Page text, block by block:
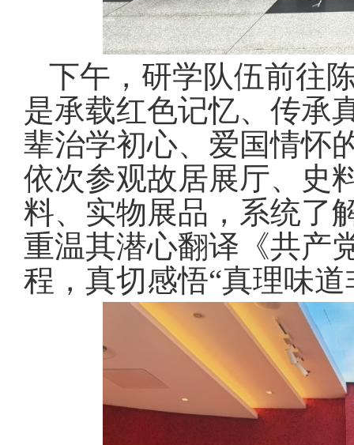
下午，研学队伍前往
是承载红色记忆、传承
辈治学初心、爱国情怀
依次参观故居展厅、史
料、实物展品，系统了
重温其潜心翻译《共产
程，真切感悟“真理味